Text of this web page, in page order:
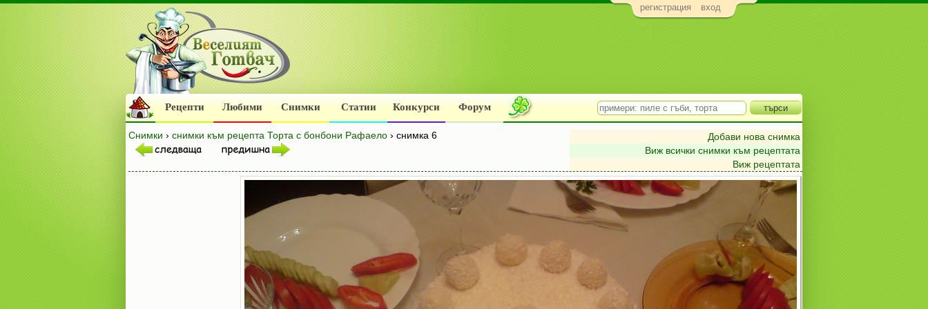
регистрация вход
Рецепти Любими Снимки Статии Конкурси Форум
Снимки › снимки към рецепта Торта с бонбони Рафаело › снимка 6
Добави нова снимка
Виж всички снимки към рецептата
Виж рецептата